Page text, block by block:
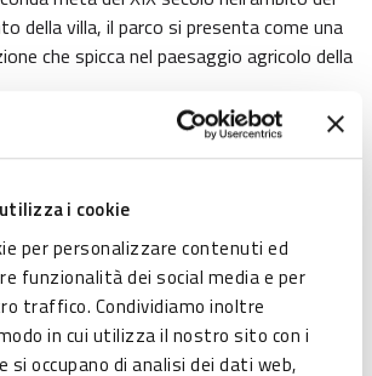
i cookie
per personalizzare contenuti ed
funzionalità dei social media e per
traffico. Condividiamo inoltre
in cui utilizza il nostro sito con i
occupano di analisi dei dati web,
della villa, il parco si presenta come una
che spicca nel paesaggio agricolo della
seguendo la moda del tempo, vollero
"all'inglese"
, i cui canoni
vialetti, siepi, finti ruderi, statue e uno
odierno è rimasto quello
Card Cultura : Accesso illimitato alle